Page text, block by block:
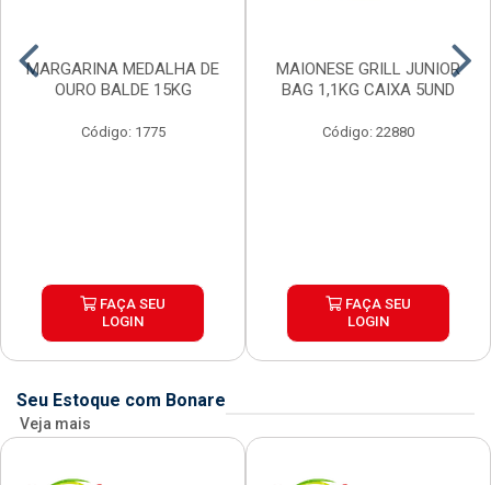
MARGARINA MEDALHA DE
OURO BALDE 15KG
Código: 1775
FAÇA SEU
LOGIN
MAIONESE GRILL JUNIOR
BAG 1,1KG CAIXA 5UND
Código: 22880
FAÇA SEU
LOGIN
Seu Estoque com Bonare
Veja mais